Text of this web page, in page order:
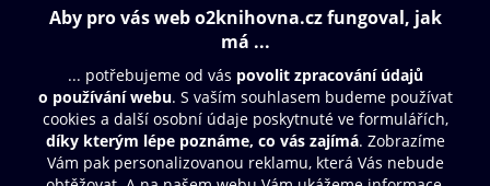
Obsah ke stažení
Moje O2 Knihovna
Další zábava